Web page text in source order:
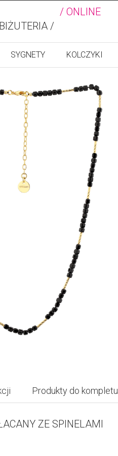
/ ONLINE
BIŻUTERIA /
SYGNETY KOLCZYKI
Produkty do kompletu
ZE SPINELAMI